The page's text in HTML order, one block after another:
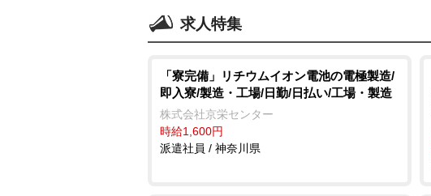
求人特集
「寮完備」リチウムイオン電池の電極製造/
即入寮/製造・工場/日勤/日払い/工場・製造
株式会社京栄センター
時給1,600円
派遣社員 / 神奈川県